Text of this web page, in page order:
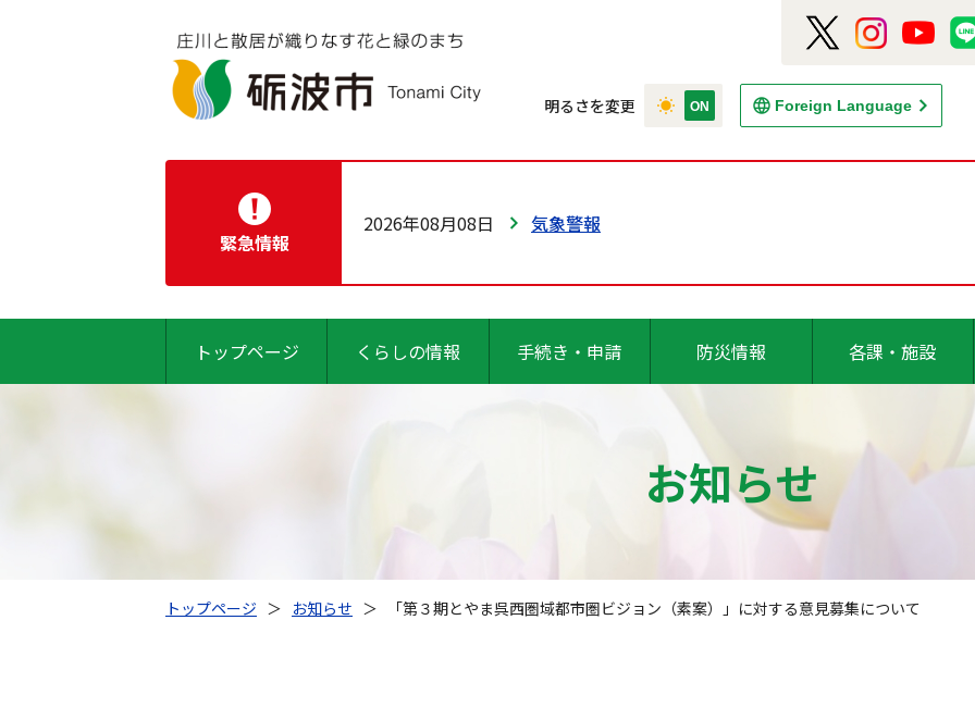
明るさを変更 Foreign Language
緊急情報
2026年08月08日 気象警報
トップページ くらしの情報 手続き・申請 防災情報 各課・施設
お知らせ
トップページ ＞ お知らせ ＞ 「第３期とやま呉西圏域都市圏ビジョン（素案）」に対する意見募集について